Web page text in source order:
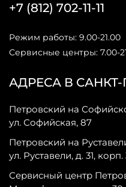
АДРЕСА В САНКТ-
Петровский на
ул. Софийская, 87
Петровский на
ул. Руставели, д. 31, корп.
Сервисный центр
+7 (812) 702-11-11
Режим работы: 9.00-21.00
Сервисные центры: 7.00-